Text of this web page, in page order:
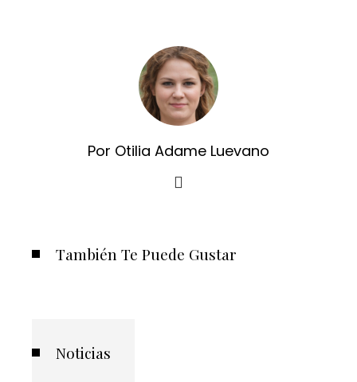
Por Otilia Adame Luevano
También Te Puede Gustar
Noticias